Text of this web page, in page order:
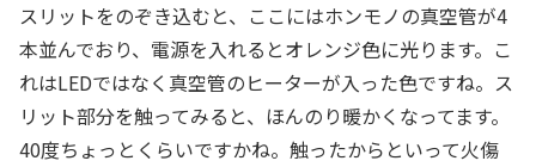
スリットをのぞき込むと、ここにはホンモノの真空管が4
本並んでおり、電源を入れるとオレンジ色に光ります。こ
れはLEDではなく真空管のヒーターが入った色ですね。ス
リット部分を触ってみると、ほんのり暖かくなってます。
40度ちょっとくらいですかね。触ったからといって火傷